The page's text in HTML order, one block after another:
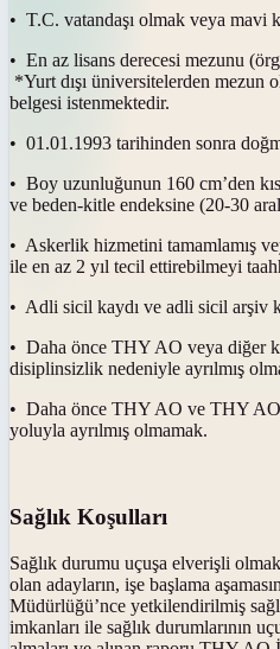
• T.C. vatandaşı olmak veya mavi
• En az lisans derecesi mezunu
*Yurt dışı üniversitelerden
belgesi istenmektedir.
• 01.01.1993 tarihinden sonra
• Boy uzunluğunun 160 cm’den
ve beden-kitle endeksine (20-30
• Askerlik hizmetini tamamlamış
ile en az 2 yıl tecil ettirebilmeyi
• Adli sicil kaydı ve adli sicil arşiv
• Daha önce THY AO veya diğer
disiplinsizlik nedeniyle ayrılmış
• Daha önce THY AO ve THY
yoluyla ayrılmış olmamak.
Sağlık Koşulları
Sağlık durumu uçuşa elverişli
olan adayların, işe başlama
Müdürlüğü’nce yetkilendirilmiş
imkanları ile sağlık durumlarının